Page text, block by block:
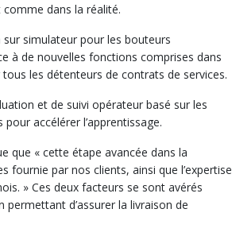
dans la réalité.
simulateur pour les bouteurs
à de nouvelles fonctions comprises dans
les détenteurs de contrats de services.
et de suivi opérateur basé sur les
accélérer l’apprentissage.
que « cette étape avancée dans la
par nos clients, ainsi que l’expertise
» Ces deux facteurs se sont avérés
d’assurer la livraison de